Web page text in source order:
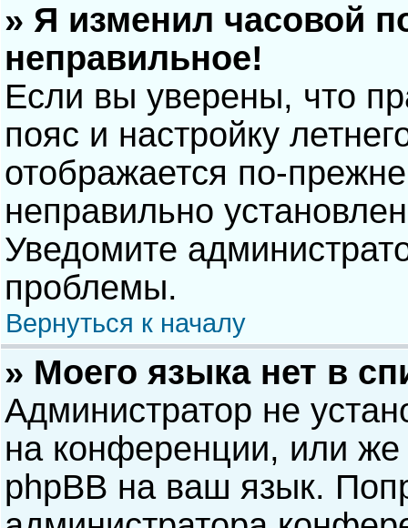
» Я изменил часовой
неправильное!
Если вы уверены, что
пояс и настройку
отображается по-
неправильно
Уведомите
проблемы.
Вернуться к началу
» Моего языка нет в
Администратор не
на конференции, или же
phpBB на ваш язык.